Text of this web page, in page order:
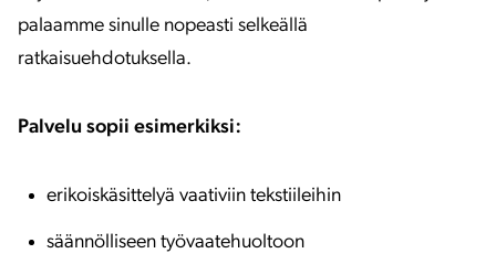
palaamme sinulle nopeasti selkeällä
ratkaisuehdotuksella.
Palvelu sopii esimerkiksi:
erikoiskäsittelyä vaativiin tekstiileihin
säännölliseen työvaatehuoltoon